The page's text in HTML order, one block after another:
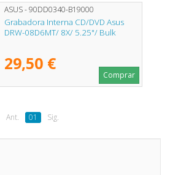
ASUS - 90DD0340-B19000
Grabadora Interna CD/DVD Asus
DRW-08D6MT/ 8X/ 5.25"/ Bulk
29,50 €
Comprar
Ant. 01 Sig.